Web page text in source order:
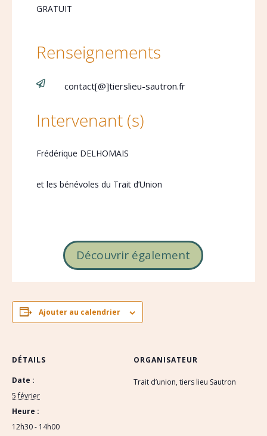
GRATUIT
Renseignements
 contact[@]tierslieu-sautron.fr
Intervenant (s)
Frédérique DELHOMAIS
et les bénévoles du Trait d’Union
Découvrir également
Ajouter au calendrier
DÉTAILS
Date :
5 février
Heure :
12h30 - 14h00
ORGANISATEUR
Trait d’union, tiers lieu Sautron